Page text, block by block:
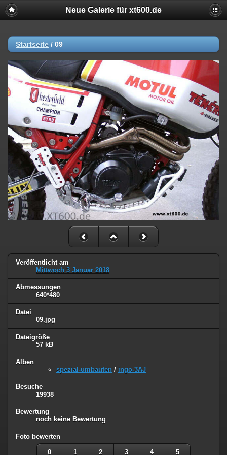
Neue Galerie für xt600.de
Startseite / 09
Veröffentlicht am
Mittwoch 3 Januar 2018
Abmessungen
640*480
Datei
09.jpg
Dateigröße
57 kB
Alben
spezial-umbauten / ingo-3AJ
Besuche
19938
Bewertung
noch keine Bewertung
Foto bewerten
0 1 2 3 4 5